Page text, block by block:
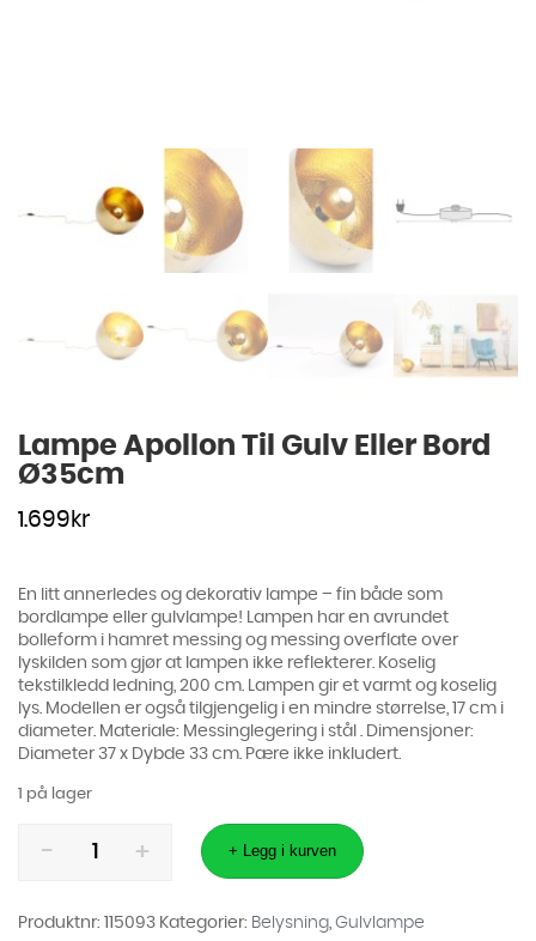
Lampe Apollon Til Gulv Eller Bord
Ø35cm
1.699 kr
En litt annerledes og dekorativ lampe – fin både som
bordlampe eller gulvlampe! Lampen har en avrundet
bolleform i hamret messing og messing overflate over
lyskilden som gjør at lampen ikke reflekterer. Koselig
tekstilkledd ledning, 200 cm. Lampen gir et varmt og koselig
lys. Modellen er også tilgjengelig i en mindre størrelse, 17 cm i
diameter. Materiale: Messinglegering i stål . Dimensjoner:
Diameter 37 x Dybde 33 cm. Pære ikke inkludert.
1 på lager
Apollon
Bord
Ø35cm
+ Legg i kurven
Produktnr: 115093 Kategorier: Belysning Gulvlampe